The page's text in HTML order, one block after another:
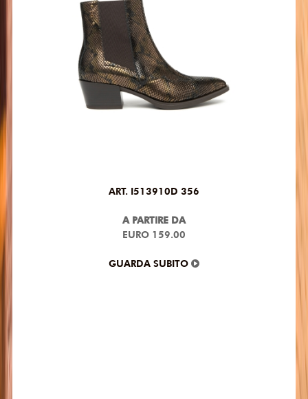
ART. I513910D 356
A PARTIRE DA
EURO 159.00
GUARDA SUBITO